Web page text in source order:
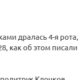
дралась 4-я рота,
как об этом писали